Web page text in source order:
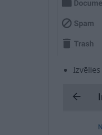
Izvēlies